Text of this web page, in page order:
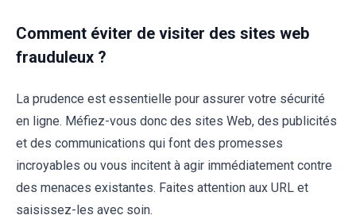
Comment éviter de visiter des sites web
frauduleux ?
La prudence est essentielle pour assurer votre sécurité
en ligne. Méfiez-vous donc des sites Web, des publicités
et des communications qui font des promesses
incroyables ou vous incitent à agir immédiatement contre
des menaces existantes. Faites attention aux URL et
saisissez-les avec soin.